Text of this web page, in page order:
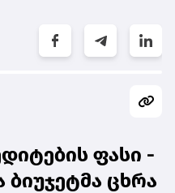
ფასი -
ცხრა